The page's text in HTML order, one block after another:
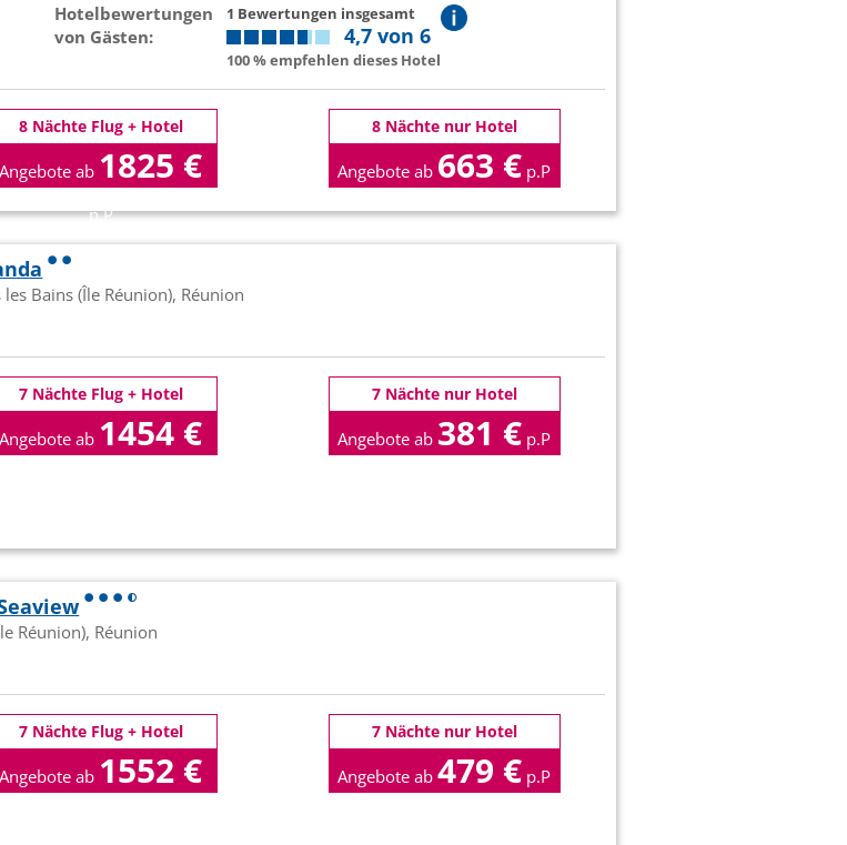
Hotelbewertungen
von Gästen:
1 Bewertungen insgesamt
4,7 von 6
100 % empfehlen dieses Hotel
8 Nächte Flug + Hotel
Angebote ab 1825 €
p.P
8 Nächte nur Hotel
Angebote ab 663 € p.P
les Bains (Île Réunion), Réunion
7 Nächte Flug + Hotel
Angebote ab 1454 €
7 Nächte nur Hotel
Angebote ab 381 € p.P
Réunion), Réunion
7 Nächte Flug + Hotel
Angebote ab 1552 €
7 Nächte nur Hotel
Angebote ab479 € p.P